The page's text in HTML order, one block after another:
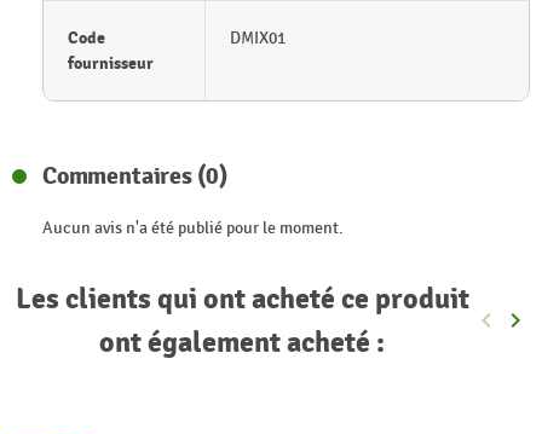
Code
fournisseur
DMIX01
Commentaires (0)
Aucun avis n'a été publié pour le moment.
Les clients qui ont acheté ce produit
ont également acheté :
keyboard_arrow_left keyboard_arrow_right